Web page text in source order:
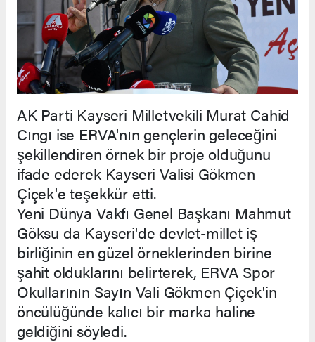
AK Parti Kayseri Milletvekili Murat Cahid
Cıngı ise ERVA'nın gençlerin geleceğini
şekillendiren örnek bir proje olduğunu
ifade ederek Kayseri Valisi Gökmen
Çiçek'e teşekkür etti.
Yeni Dünya Vakfı Genel Başkanı Mahmut
Göksu da Kayseri'de devlet-millet iş
birliğinin en güzel örneklerinden birine
şahit olduklarını belirterek, ERVA Spor
Okullarının Sayın Vali Gökmen Çiçek'in
öncülüğünde kalıcı bir marka haline
geldiğini söyledi.